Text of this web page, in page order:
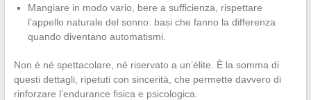
Mangiare in modo vario, bere a sufficienza, rispettare
l’appello naturale del sonno: basi che fanno la differenza
quando diventano automatismi.
Non è né spettacolare, né riservato a un’élite. È la somma di
questi dettagli, ripetuti con sincerità, che permette davvero di
rinforzare l’endurance fisica e psicologica.